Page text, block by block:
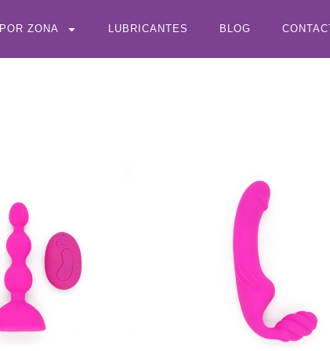
POR ZONA LUBRICANTES BLOG